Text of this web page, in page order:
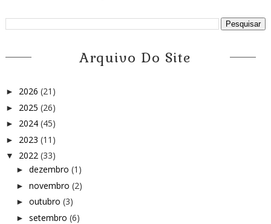
Arquivo Do Site
► 2026 (21)
► 2025 (26)
► 2024 (45)
► 2023 (11)
▼ 2022 (33)
► dezembro (1)
► novembro (2)
► outubro (3)
► setembro (6)